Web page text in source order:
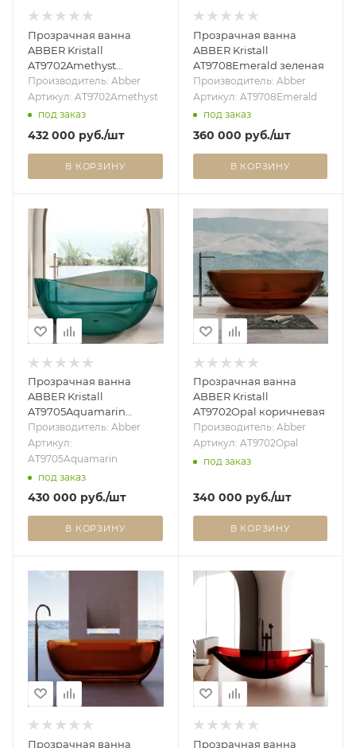
Прозрачная ванна
ABBER Kristall
AT9702Amethyst
фиолетовая
Производитель: Abber
Артикул: AT9702Amethyst
под заказ
432 000 руб./шт
В КОРЗИНУ
Прозрачная ванна
ABBER Kristall
AT9708Emerald зеленая
Производитель: Abber
Артикул: AT9708Emerald
под заказ
360 000 руб./шт
В КОРЗИНУ
Прозрачная ванна
ABBER Kristall
AT9705Aquamarin
бирюзовая
Производитель: Abber
Артикул:
AT9705Aquamarin
под заказ
430 000 руб./шт
В КОРЗИНУ
Прозрачная ванна
ABBER Kristall
AT9702Opal коричневая
Производитель: Abber
Артикул: AT9702Opal
под заказ
340 000 руб./шт
В КОРЗИНУ
Прозрачная ванна
Прозрачная ванна